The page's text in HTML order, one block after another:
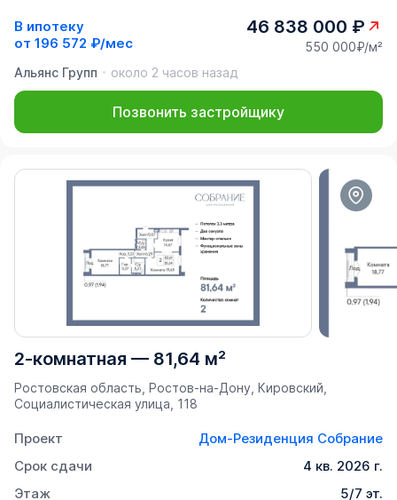
В ипотеку
от 196 572 ₽/мес
46 838 000 ₽
550 000₽/м²
Альянс Групп
около 2 часов назад
Позвонить застройщику
2-комнатная — 81,64 м²
Ростовская область, Ростов-на-Дону, Кировский,
Социалистическая улица, 118
Проект
Дом-Резиденция Собрание
Срок сдачи
4 кв. 2026 г.
Этаж
5/7 эт.